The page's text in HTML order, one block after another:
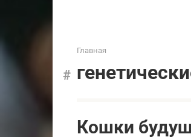
Главная
Кошки